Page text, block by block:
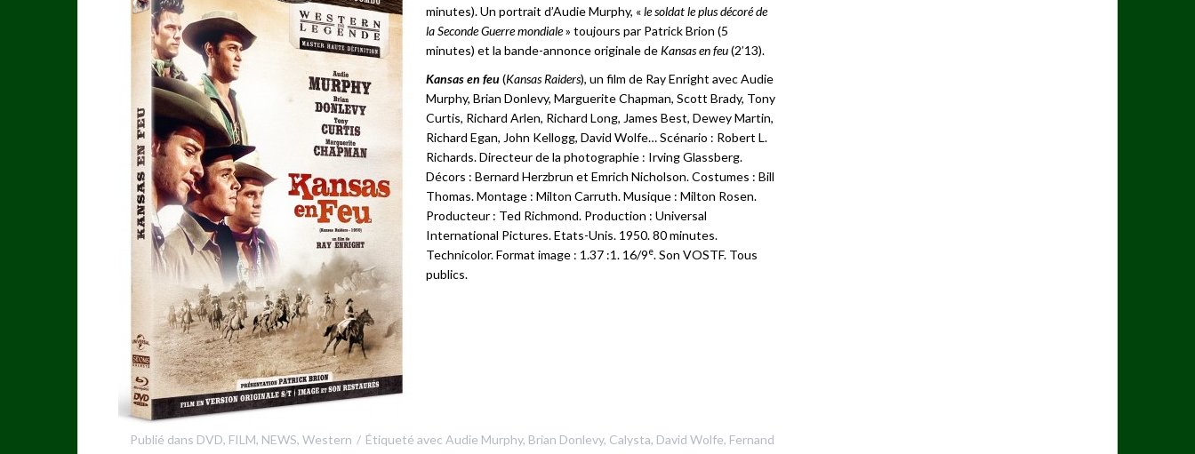
minutes). Un portrait d’Audie Murphy, «le soldat le plus décoré de
la Seconde Guerre mondiale» toujours par Patrick Brion (5
minutes) et la bande-annonce originale de Kansas en feu(2’13).
Kansas en feu(Kansas Raiders), un film de Ray Enright avec Audie
Murphy, Brian Donlevy, Marguerite Chapman, Scott Brady, Tony
Curtis, Richard Arlen, Richard Long, James Best, Dewey Martin,
Richard Egan, John Kellogg, David Wolfe… Scénario : Robert L.
Richards. Directeur de la photographie : Irving Glassberg.
Décors : Bernard Herzbrun et Emrich Nicholson. Costumes : Bill
Thomas. Montage : Milton Carruth. Musique : Milton Rosen.
Producteur : Ted Richmond. Production : Universal
International Pictures. Etats-Unis. 1950. 80 minutes.
Technicolor. Format image : 1.37 :1. 16/9e. Son VOSTF. Tous
publics.
Publié dans DVD, FILM, NEWS, Western Étiqueté avec Audie Murphy, Brian Donlevy, Calysta, David Wolfe, Fernand